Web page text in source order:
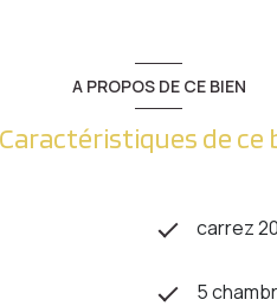
A PROPOS DE CE BIEN
Caractéristiques de ce
carrez
5